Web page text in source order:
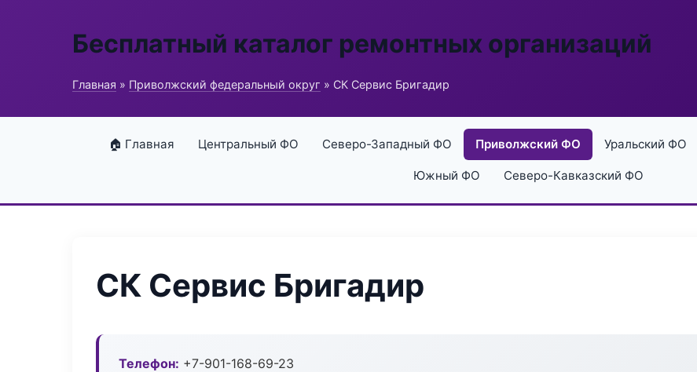
Бесплатный каталог ремонтных организаций
Главная » Приволжский федеральный округ » СК Сервис Бригадир
🏠 Главная Центральный ФО Северо-Западный ФО Приволжский ФО Уральский ФО
Южный ФО Северо-Кавказский ФО
СК Сервис Бригадир
Телефон: +7-901-168-69-23